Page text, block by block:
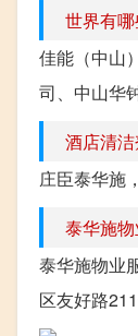
世界有
佳能（中山
司、中山华
酒店清
庄臣泰华施
泰华施
泰华施物业
区友好路